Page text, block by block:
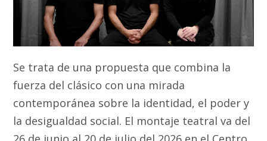
Se trata de una propuesta que combina la
fuerza del clásico con una mirada
contemporánea sobre la identidad, el poder y
la desigualdad social. El montaje teatral va del